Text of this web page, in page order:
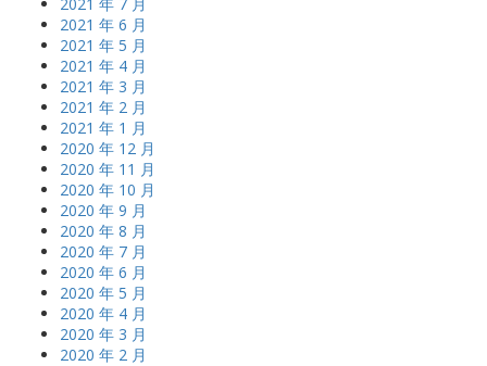
2021 年 6 月
2021 年 5 月
2021 年 4 月
2021 年 3 月
2021 年 2 月
2021 年 1 月
2020 年 12 月
2020 年 11 月
2020 年 10 月
2020 年 9 月
2020 年 8 月
2020 年 7 月
2020 年 6 月
2020 年 5 月
2020 年 4 月
2020 年 3 月
2020 年 2 月